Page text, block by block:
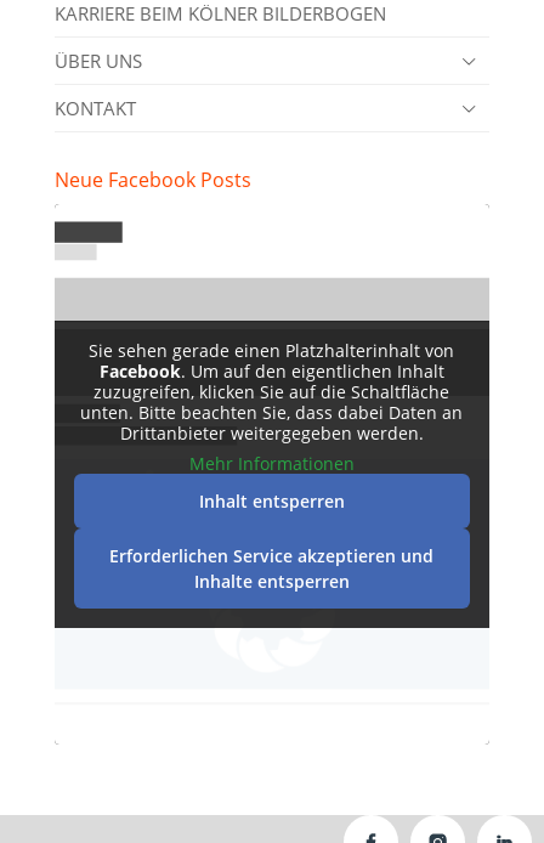
KARRIERE BEIM KÖLNER BILDERBOGEN
ÜBER UNS
KONTAKT
Neue Facebook Posts
Sie sehen gerade einen Platzhalterinhalt von
Facebook. Um auf den eigentlichen Inhalt
zuzugreifen, klicken Sie auf die Schaltfläche
unten. Bitte beachten Sie, dass dabei Daten an
Drittanbieter weitergegeben werden.
Mehr Informationen
Inhalt entsperren
Erforderlichen Service akzeptieren und
Inhalte entsperren